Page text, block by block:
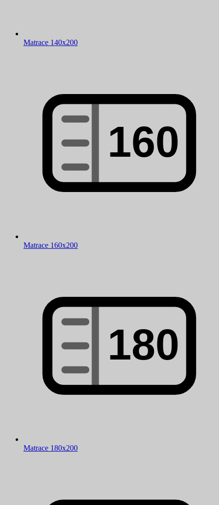
Matrace 140x200
Matrace 160x200
Matrace 180x200